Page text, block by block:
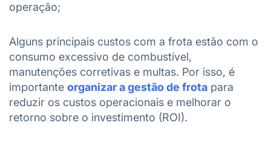
operação;
Alguns principais custos com a frota estão com o
consumo excessivo de combustível,
manutenções corretivas e multas. Por isso, é
importante organizar a gestão de frota para
reduzir os custos operacionais e melhorar o
retorno sobre o investimento (ROI).